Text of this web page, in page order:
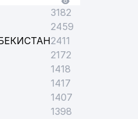
3182
2459
2411
2172
1418
1417
1407
1398